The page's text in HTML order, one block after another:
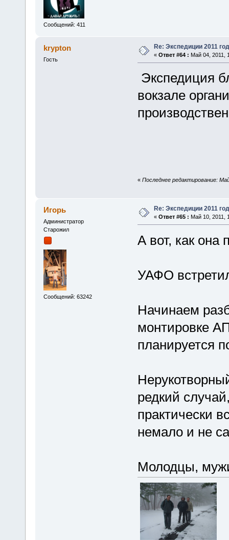
Сообщений: 411
krypton
Гость
Re: Экспедиции 2011
« Ответ #64 : Май 04, 2011,
Экспедиция
вокзале
« Последнее редактирование:
Игорь
Администратор
Старожил
Сообщений: 63242
Re: Экспедиции 2011
« Ответ #65 : Май 10, 2011,
А вот, как она
УАФО
Начинаем
монтировке
планируется
редкий
практически
немало и не
Молодцы,